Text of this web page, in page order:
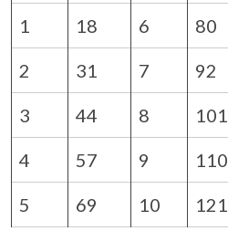
1 18 6 80
2 31 7 92
3 44 8 101
4 57 9 110
5 69 10 121